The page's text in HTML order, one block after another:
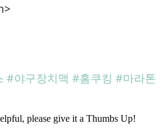
#야구장치맥 #홈쿠킹 #마라톤
please give it a Thumbs Up!